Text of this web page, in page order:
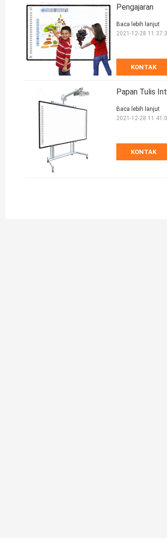
Pengajaran
KONTAK
Baca lebih lanjut
2021-12-28
Papan Tulis
KONTAK
Baca lebih lanjut
2021-12-28